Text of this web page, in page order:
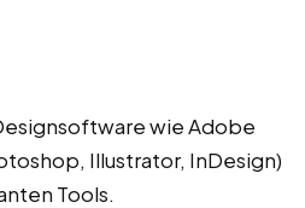
wie Adobe
Illustrator, InDesign)
Tools.